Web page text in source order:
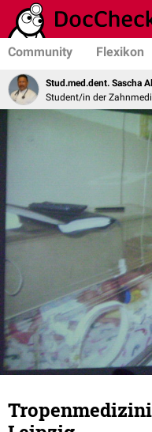
Community Flexikon
Stud.med.dent. Sascha
Student/in der